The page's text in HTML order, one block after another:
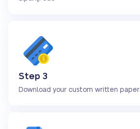
Step 3
Download your custom written paper